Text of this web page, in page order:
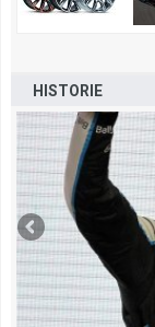
HISTORIE